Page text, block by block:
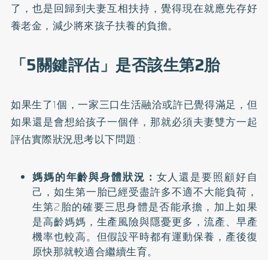
了，也是回歸到夫妻互相扶持，覺得現在就應先存好
養老金，減少將來孩子扶養的負擔。
「5關鍵評估」是否該生第2胎
如果生了1個，一家三口生活融洽或許已覺得滿足，但
如果還是會想給孩子一個伴，那就必須夫妻雙方一起
評估實際狀況思考以下問題 :
媽媽的年齡與身體狀況： 女人還是要照顧好自
己，如生第一胎已經受盡許多不適不大能負荷，
生第2胎的確要三思身體是否能承擔，加上如果
是高齡媽媽，生產風險與隱憂更多，流產、早產
機率也較高。但假設平時都有運動保養，產後復
原快那就較適合繼續生育。